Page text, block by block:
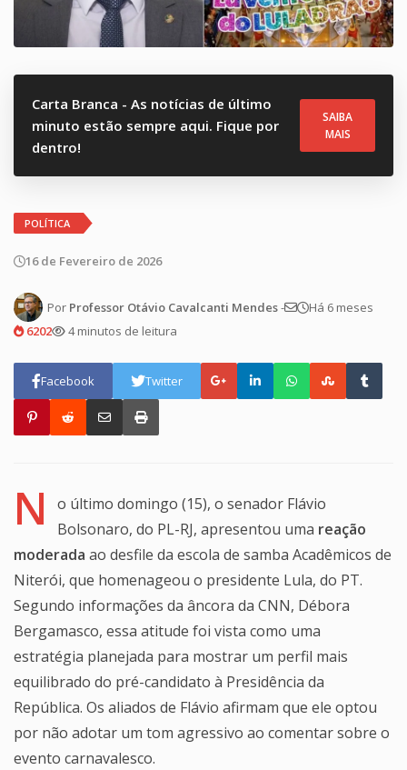
Carta Branca - As notícias de último
minuto estão sempre aqui. Fique por
dentro!
SAIBA
MAIS
POLÍTICA
16 de Fevereiro de 2026
Por Professor Otávio Cavalcanti Mendes-
Há 6 meses
6202
4 minutos de leitura
Facebook Twitter
N
o último domingo (15), o senador Flávio
Bolsonaro, do PL-RJ, apresentou uma reação
moderada ao desfile da escola de samba Acadêmicos de
Niterói, que homenageou o presidente Lula, do PT.
Segundo informações da âncora da CNN, Débora
Bergamasco, essa atitude foi vista como uma
estratégia planejada para mostrar um perfil mais
equilibrado do pré-candidato à Presidência da
República. Os aliados de Flávio afirmam que ele optou
por não adotar um tom agressivo ao comentar sobre o
evento carnavalesco.